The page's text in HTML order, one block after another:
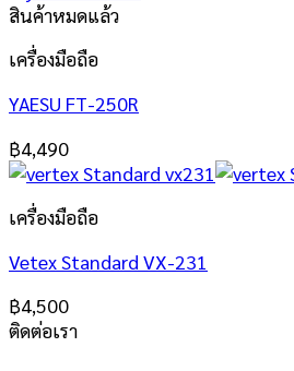
สินค้าหมดแล้ว
เครื่องมือถือ
YAESU FT-250R
฿4,490
เครื่องมือถือ
Vetex Standard VX-231
฿4,500
ติดต่อเรา